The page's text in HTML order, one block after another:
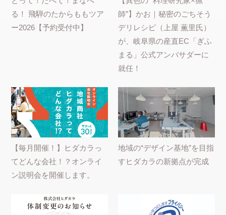
る！ 飛騨のたからももツア
ー2026【予約受付中】
師”】かお｜秘密のごちそう
デリレシピ（上屋 薫里氏）
が、岐阜県の産直EC「ぎふ
まる」公式アンバサダーに
就任！
【毎月開催！】ヒダカラっ
てどんな会社！？オンライ
ン説明会を開催します。
地域の“デザイン基地”を目指
すヒダカラの新拠点が完成